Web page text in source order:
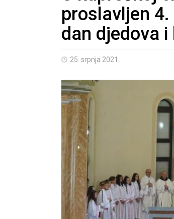
proslavljen
dan djedova
25. srpnja 2021.